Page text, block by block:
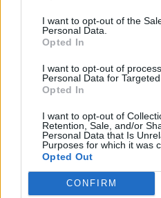
I want to opt-out of the
Personal Data.
Opted In
I want to opt-out of
Personal Data for Targeted
Opted In
I want to opt-out of
Retention, Sale, and/or
Personal Data that Is
Purposes for which it was
Opted Out
CONFIRM
„Plug&Play“
Overseas Acceleration
JAV“, – kalba viena
KTU „Startup Space“
projektų vadovė Vaida
Mačiulienė.
Verslo atstovų ir